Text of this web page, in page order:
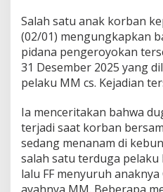
Salah satu anak korban
(02/01) mengungkapkan
pidana pengeroyokan
31 Desember 2025 yang
pelaku MM cs. Kejadian
Ia menceritakan bahwa
terjadi saat korban
sedang menanam di
salah satu terduga pelaku
lalu FF menyuruh